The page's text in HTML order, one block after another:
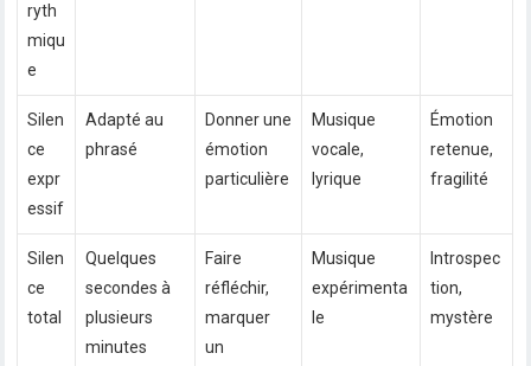
ryth
miqu
e
Silen
ce
expr
essif
Adapté au
phrasé
Donner une
émotion
particulière
Musique
vocale,
lyrique
Émotion
retenue,
fragilité
Silen
ce
total
Quelques
secondes à
plusieurs
minutes
Faire
réfléchir,
marquer
un
Musique
expérimenta
le
Introspec
tion,
mystère